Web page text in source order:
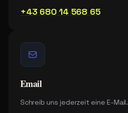
+43 680 14 568 65
Email
Schreib uns jederzeit eine E-Mail.